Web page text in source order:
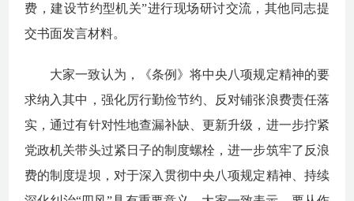
费，建设节约型机关”进行现场研讨交流，其他同志提
交书面发言材料。
大家一致认为， 《条例》将中央八项规定精神的要
求纳入其中， 强化厉行勤俭节约、反对铺张浪费责任落
实，通过有针对性地查漏补缺、更新升级， 进一步拧紧
党政机关带头过紧日子的制度螺栓，进一步筑牢了反浪
费的制度堤坝 ， 对于深入贯彻中央八项规定精神、持续